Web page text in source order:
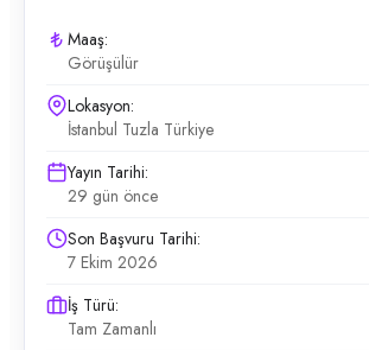
Maaş:
Görüşülür
Lokasyon:
İstanbul Tuzla Türkiye
Yayın Tarihi:
29 gün önce
Son Başvuru Tarihi:
7 Ekim 2026
İş Türü:
Tam Zamanlı